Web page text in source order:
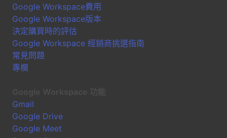
Google Workspace費用
Google Workspace版本
決定購買時的評估
Google Workspace 經銷商挑選指南
常見問題
專欄
Gmail
Google Drive
Google Meet